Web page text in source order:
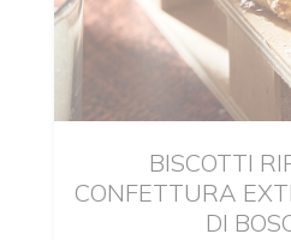
BISCOTTI
CONFETTURA
DI